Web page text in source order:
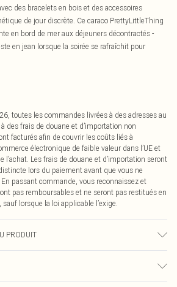
des bracelets en bois et des accessoires
de jour discrète. Ce caraco PrettyLittleThing
en bord de mer aux déjeuners décontractés -
en jean lorsque la soirée se rafraîchit pour
toutes les commandes livrées à des adresses au
des frais de douane et d’importation non
facturés afin de couvrir les coûts liés à
électronique de faible valeur dans l’UE et
l’achat. Les frais de douane et d’importation seront
lors du paiement avant que vous ne
passant commande, vous reconnaissez et
pas remboursables et ne seront pas restitués en
sauf lorsque la loi applicable l’exige.
PRODUIT